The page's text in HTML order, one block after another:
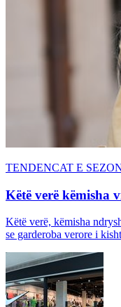
TENDENCAT E
Këtë verë këmisha
Këtë verë, këmisha
se garderoba verore i